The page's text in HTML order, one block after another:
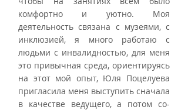
комфортно и уютно. Моя
деятельность связана с музеями, с
инклюзией, я много работаю с
людьми с инвалидностью, для меня
это привычная среда, ориентируясь
на этот мой опыт, Юля Поцелуева
пригласила меня выступить сначала
в качестве ведущего, а потом со-